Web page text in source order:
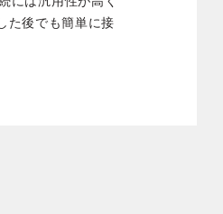
た後でも簡単に接